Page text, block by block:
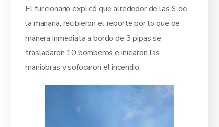
El funcionario explicó que alrededor de las 9 de
la mañana, recibieron el reporte por lo que de
manera inmediata a bordo de 3 pipas se
trasladaron 10 bomberos e iniciaron las
maniobras y sofocaron el incendio.